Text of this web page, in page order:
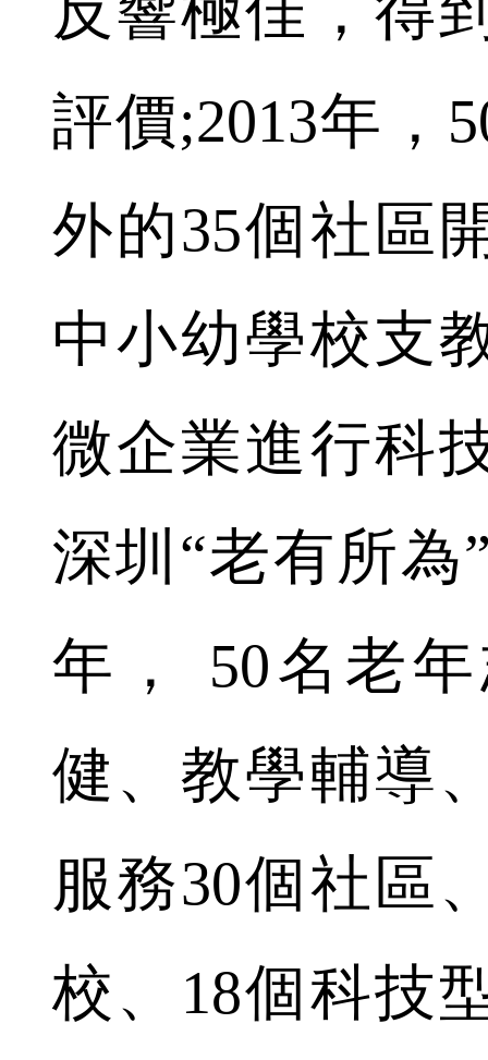
評價;2013年，
外的35個社區
中小幼學校支
微企業進行科
深圳“老有所為
年， 50名老
健、教學輔導
服務30個社區
校、18個科技